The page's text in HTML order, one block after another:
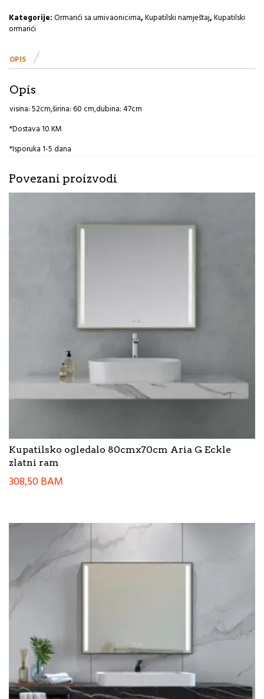
Viseci,Emily-
količina
Kategorije:Ormarići sa umivaonicima,Kupatilski namještaj,Kupatilski
ormarići
OPIS
Opis
visina: 52cm,širina: 60 cm,dubina: 47cm
*Dostava 10 KM
*Isporuka 1-5 dana
Povezani proizvodi
Kupatilsko ogledalo 80cmx70cm Aria G Eckle
zlatni ram
308,50BAM